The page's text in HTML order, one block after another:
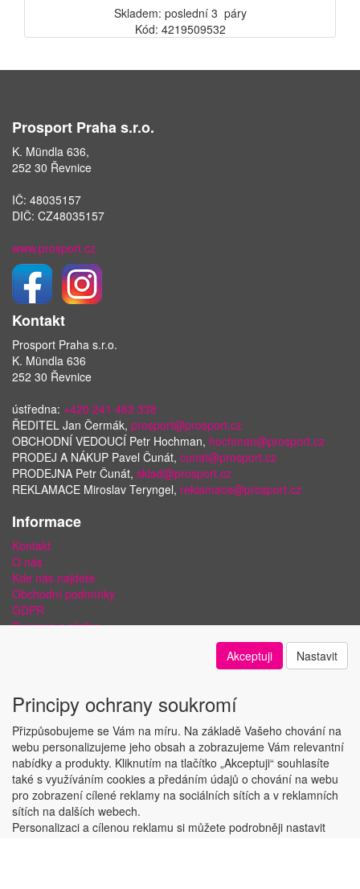
Skladem: poslední 3 páry
Kód: 4219509532
Prosport Praha s.r.o.
K. Mündla 636,
252 30 Řevnice
IČ: 48035157
DIČ: CZ48035157
www.prosport.cz
Kontakt
Prosport Praha s.r.o.
K. Mündla 636
252 30 Řevnice
ústředna: +420 241 483 338
ŘEDITEL Jan Čermák, prosport@prosport.cz
OBCHODNÍ VEDOUCÍ Petr Hochman, hochman@prosport.cz
PRODEJ A NÁKUP Pavel Čunát, cunat@prosport.cz
PRODEJNA Petr Čunát, sklad@prosport.cz
REKLAMACE Miroslav Teryngel, reklamace@prosport.cz
Informace
Kontakt
O nás
Kde nás najdete
Obchodní podmínky
GDPR
Doprava a platba
Copyright © ABRA Software a.s. 2018
Akceptuji Nastavit
Principy ochrany soukromí
Přizpůsobujeme se Vám na míru. Na základě Vašeho chování na
webu personalizujeme jeho obsah a zobrazujeme Vám relevantní
nabídky a produkty. Kliknutím na tlačítko „Akceptuji“ souhlasíte
také s využíváním cookies a předáním údajů o chování na webu
pro zobrazení cílené reklamy na sociálních sítích a v reklamních
sítích na dalších webech.
Personalizaci a cílenou reklamu si můžete podrobněji nastavit